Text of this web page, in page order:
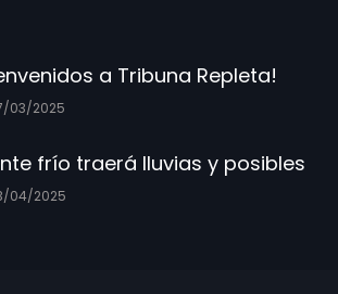
a Tribuna Repleta!
03/2025
frío traerá lluvias y posibles
04/2025